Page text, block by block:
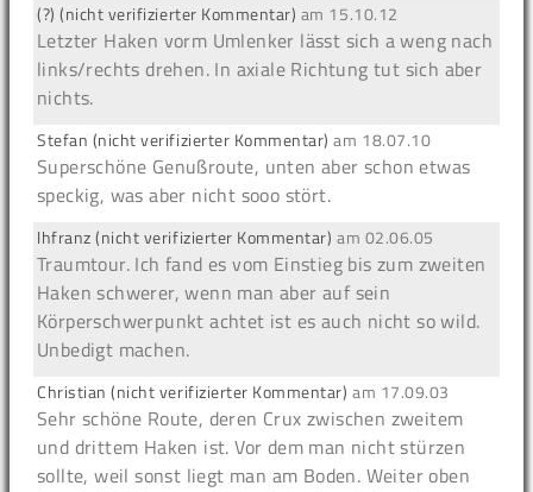
(?) (nicht verifizierter Kommentar) am 15.10.12
Letzter Haken vorm Umlenker lässt sich a weng nach
links/rechts drehen. In axiale Richtung tut sich aber
nichts.
Stefan (nicht verifizierter Kommentar) am 18.07.10
Superschöne Genußroute, unten aber schon etwas
speckig, was aber nicht sooo stört.
lhfranz (nicht verifizierter Kommentar) am 02.06.05
Traumtour. Ich fand es vom Einstieg bis zum zweiten
Haken schwerer, wenn man aber auf sein
Körperschwerpunkt achtet ist es auch nicht so wild.
Unbedigt machen.
Christian (nicht verifizierter Kommentar) am 17.09.03
Sehr schöne Route, deren Crux zwischen zweitem
und drittem Haken ist. Vor dem man nicht stürzen
sollte, weil sonst liegt man am Boden. Weiter oben